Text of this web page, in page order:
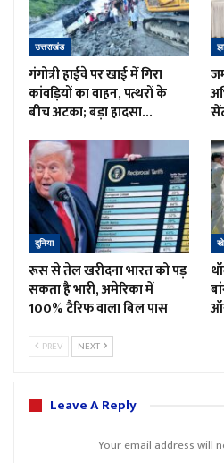
उत्तराखंड
गंगोत्री हाईवे पर खाई में गिरा
कांवड़ियों का वाहन, पत्थरों के
बीच अटका; बड़ा हादसा…
दुनिया
रूस से तेल खरीदना भारत को पड़
सकता है भारी, अमेरिका में
100% टैरिफ वाला बिल पास
PREV NEXT
Leave A Reply
Your email address will